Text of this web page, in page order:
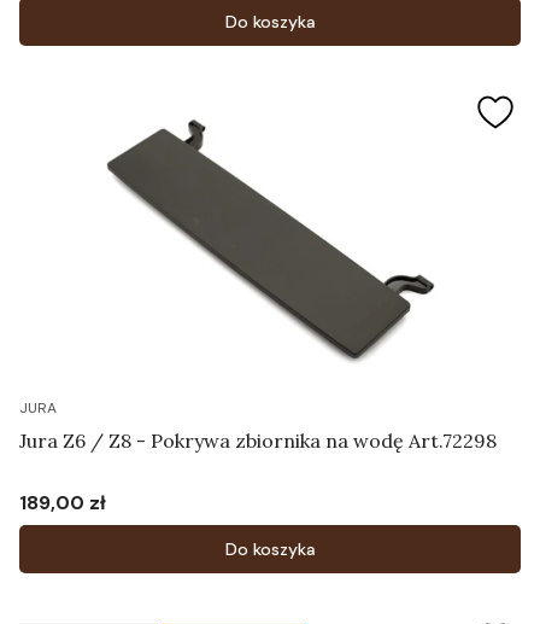
Do koszyka
JURA
Jura Z6 / Z8 - Pokrywa zbiornika na wodę Art.72298
Cena
189,00 zł
Do koszyka